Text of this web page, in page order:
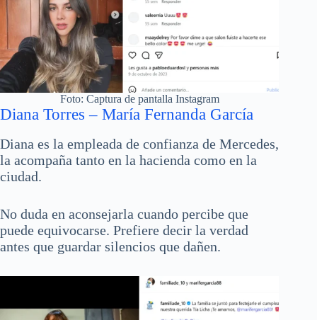
Foto: Captura de pantalla Instagram
Diana Torres – María Fernanda García
Diana es la empleada de confianza de Mercedes,
la acompaña tanto en la hacienda como en la
ciudad.
No duda en aconsejarla cuando percibe que
puede equivocarse. Prefiere decir la verdad
antes que guardar silencios que dañen.